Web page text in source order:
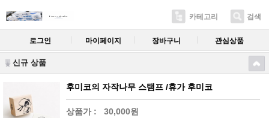
카테고리 검색
로그인 마이페이지 장바구니 관심상품
신규 상품
후미코의 자작나무 스탬프 /휴가 후미코
상품가 : 30,000원